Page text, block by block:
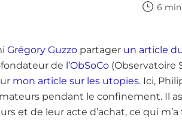
6 min
Grégory Guzzo partager un article
de l’ObSoCo (Observatoire
mon article sur les utopies. Ici,
pendant le confinement. Il
et de leur acte d’achat, ce qui